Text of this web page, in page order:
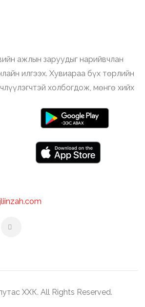
ажлын заруудыг нарийвчлан
илгээх. Хувиараа бүх төрлийн
холбогдож, мөнгө хийх
ХХК. All Rights Reserved.